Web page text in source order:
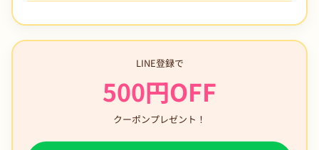
LINE登録で
500円OFF
クーポンプレゼント！